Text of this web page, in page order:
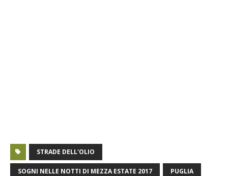
STRADE DELL'OLIO
SOGNI NELLE NOTTI DI MEZZA ESTATE 2017 PUGLIA